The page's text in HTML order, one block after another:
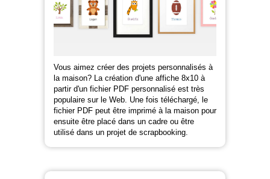
Vous aimez créer des projets personnalisés à
la maison? La création d'une affiche 8x10 à
partir d'un fichier PDF personnalisé est très
populaire sur le Web. Une fois téléchargé, le
fichier PDF peut être imprimé à la maison pour
ensuite être placé dans un cadre ou être
utilisé dans un projet de scrapbooking.